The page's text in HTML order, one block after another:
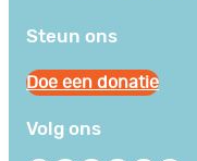
Steun ons
Doe een donatie
Volg ons